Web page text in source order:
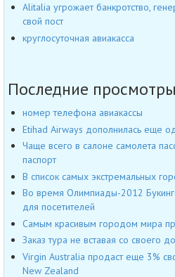
Alitalia угрожает банкротство,
свой пост
круглосуточная авиакасса
Последние
номер телефона авиакассы
Etihad Airways дополнилась еще
Чаще всего в салоне самолета
паспорт
В список самых экстремальных
Во время Олимпиады-2012
для посетителей
Самым красивым городом мира
Заказ тура не вставая со своего
Virgin Australia продаст еще 3%
New Zealand